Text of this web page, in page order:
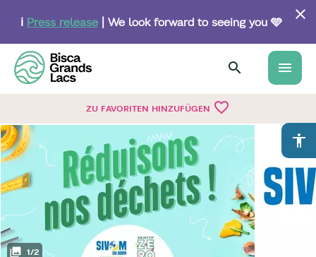
content
ℹ️ Press release| We look forward to seeing you 🩵
menu
ZU FAVORITEN HINZUFÜGEN favorite_border
accessibility
1/2